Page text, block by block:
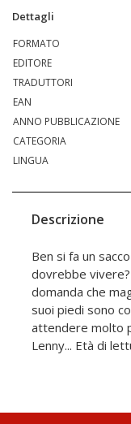
Dettagli
FORMATO
EDITORE
TRADUTTORI
EAN
ANNO PUBBLICAZIONE
CATEGORIA
LINGUA
Descrizione
Ben si fa un
dovrebbe
domanda che
suoi piedi sono
attendere molto
Lenny... Età di